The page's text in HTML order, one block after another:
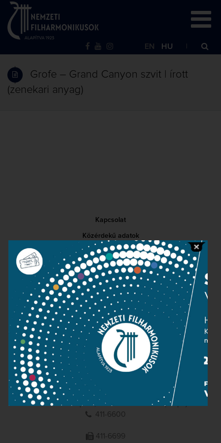
EN HU
Grofe – Grand Canyon szvit | írott
(zenekari anyag)
Kapcsolat
Közérdekű adatok
Sajtószoba
Adatvédelem
Impresszum
NEMZETI
FILHARMONIKUSOK
1095 Budapest, Komor Marcell u. 1. (Müpa)
411-6600
411-6699